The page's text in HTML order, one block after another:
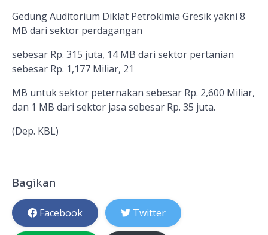
Gedung Auditorium Diklat Petrokimia Gresik yakni 8
MB dari sektor perdagangan
sebesar Rp. 315 juta, 14 MB dari sektor pertanian
sebesar Rp. 1,177 Miliar, 21
MB untuk sektor peternakan sebesar Rp. 2,600 Miliar,
dan 1 MB dari sektor jasa sebesar Rp. 35 juta.
(Dep. KBL)
Bagikan
Facebook Twitter